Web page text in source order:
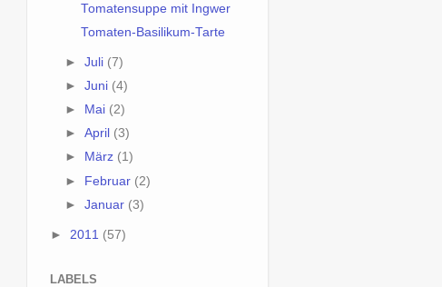
Tomatensuppe mit Ingwer
Tomaten-Basilikum-Tarte
►Juli (7)
►Juni (4)
►
Mai (2)
►April (3)
►
März (1)
► Februar (2)
►Januar (3)
► 2011 (57)
LABELS